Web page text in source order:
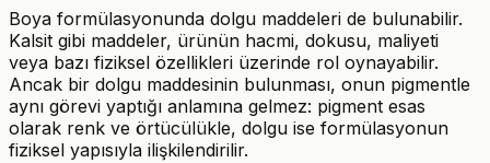
Boya formülasyonunda dolgu maddeleri de bulunabilir.
Kalsit gibi maddeler, ürünün hacmi, dokusu, maliyeti
veya bazı fiziksel özellikleri üzerinde rol oynayabilir.
Ancak bir dolgu maddesinin bulunması, onun pigmentle
aynı görevi yaptığı anlamına gelmez: pigment esas
olarak renk ve örtücülükle, dolgu ise formülasyonun
fiziksel yapısıyla ilişkilendirilir.